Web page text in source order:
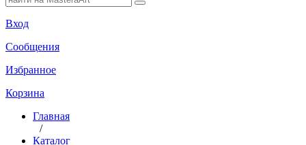
Вход
Сообщения
Избранное
Корзина
Главная
/
Каталог